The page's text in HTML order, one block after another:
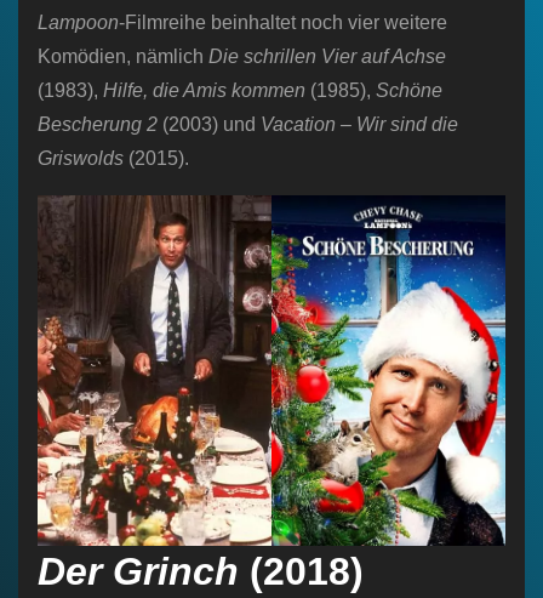
Lampoon-Filmreihe beinhaltet noch vier weitere
Komödien, nämlich Die schrillen Vier auf Achse
(1983), Hilfe, die Amis kommen (1985), Schöne
Bescherung 2 (2003) und Vacation – Wir sind die
Griswolds (2015).
Der Grinch (2018)